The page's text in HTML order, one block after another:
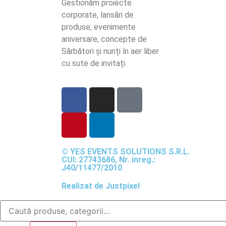
Gestionăm proiecte
corporate, lansări de
produse, evenimente
aniversare, concepte de
Sărbători și nunți în aer liber
cu sute de invitați.
© YES EVENTS SOLUTIONS S.R.L.
CUI: 27743686, Nr. inreg.:
J40/11477/2010
Realizat de Justpixel